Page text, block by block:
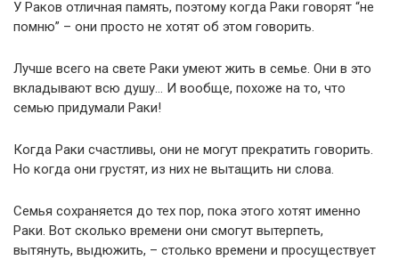
У Раков отличная память, поэтому когда Раки говорят “не
помню” – они просто не хотят об этом говорить.
Лучше всего на свете Раки умеют жить в семье. Они в это
вкладывают всю душу… И вообще, похоже на то, что
семью придумали Раки!
Когда Раки счастливы, они не могут прекратить говорить.
Но когда они грустят, из них не вытащить ни слова.
Семья сохраняется до тех пор, пока этого хотят именно
Раки. Вот сколько времени они смогут вытерпеть,
вытянуть, выдюжить, – столько времени и просуществует